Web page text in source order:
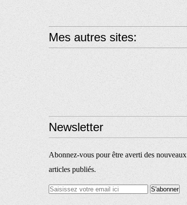
Mes autres sites:
Newsletter
Abonnez-vous pour être averti des nouveaux
articles publiés.